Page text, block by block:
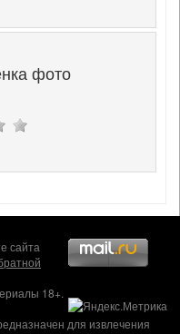
фото
сайта
18+.
для извлечения